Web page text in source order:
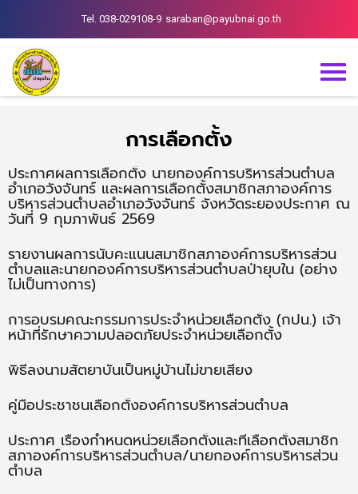
Tel. 038-029108-9 saraban@payubnai.go.th
การเลือกตั้ง
ประกาศผลการเลือกตั้ง นายกองค์การบริหารส่วนตำบล
อำเภอวังจันทร์ และผลการเลือกตั้งสมาชิกสภาองค์การ
บริหารส่วนตำบลอำเภอวังจันทร์ จังหวัดระยองประกาศ ณ
วันที่ 9 กุมภาพันธ์ 2569
รายงานผลการนับคะแนนสมาชิกสภาองค์การบริหารส่วน
ตำบลและนายกองค์การบริหารส่วนตำบลป่ายุบใน (อย่าง
ไม่เป็นทางการ)
การอบรมคณะกรรมการประจำหน่วยเลือกตั้ง (กปน.) เจ้า
หน้าที่รักษาความปลอดภัยประจำหน่วยเลือกตั้ง
พิธีลงนามสัตยาบันเป็นหมู่บ้านไม่ขายเสียง
คู่มือประชาชนเลือกตั้งองค์การบริหารส่วนตำบล
ประกาศ เรื่องกำหนดหน่วยเลือกตั้งและที่เลือกตั้งสมาชิก
สภาองค์การบริหารส่วนตำบล/นายกองค์การบริหารส่วน
ตำบล